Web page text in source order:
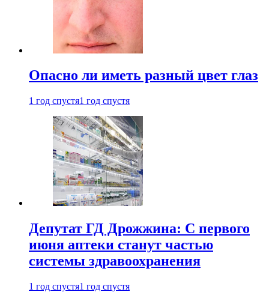
Опасно ли иметь разный цвет глаз
1 год спустя1 год спустя
Депутат ГД Дрожжина: С первого
июня аптеки станут частью
системы здравоохранения
1 год спустя1 год спустя